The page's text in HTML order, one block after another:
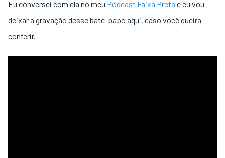
Eu conversei com ela no meu Podcast Faixa Preta e eu vou
deixar a gravação desse bate-papo aqui, caso você queira
conferir.